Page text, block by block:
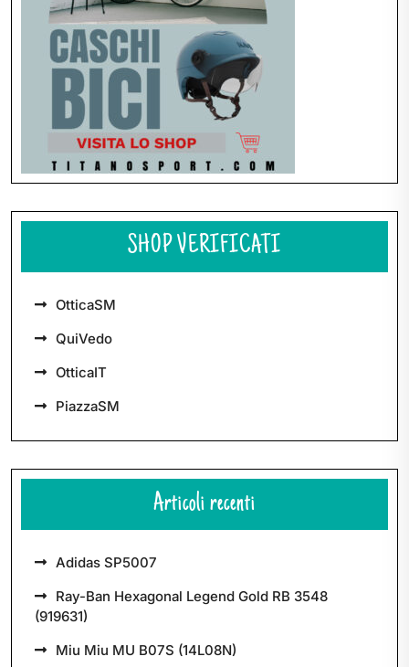
SHOP VERIFICATI
OtticaSM
QuiVedo
OtticaIT
PiazzaSM
Articoli recenti
Adidas SP5007
Ray-Ban Hexagonal Legend Gold RB 3548
(919631)
Miu Miu MU B07S (14L08N)